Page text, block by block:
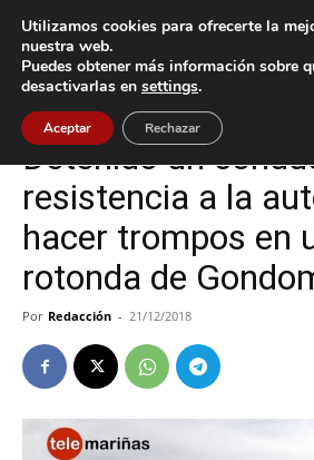
Inicio Gondomar
Gondomar Sucesos
Detenido un
resistencia a la
hacer trompos en
rotonda de
Por Redacción - 21/12/2018
Utilizamos cookies para ofrecerte la
nuestra web.
Puedes obtener más información sobre
desactivarlas en settings.
Aceptar Rechazar